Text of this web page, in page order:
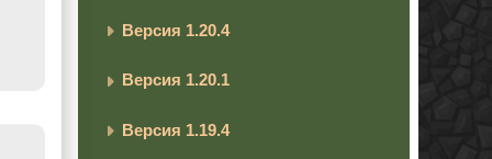
Версия 1.20.4
Версия 1.20.1
Версия 1.19.4